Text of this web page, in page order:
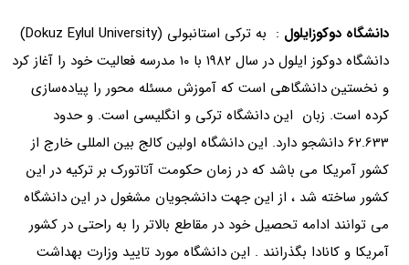
دانشگاه دوکوزایلول
: به ترکی استانبولی (Dokuz Eylul University)
دانشگاه دوکوز ایلول در سال ۱۹۸۲ با ۱۰ مدرسه فعالیت خود را آغاز کرد
و نخستین دانشگاهی است که آموزش مسئله‌ محور را پیاده‌سازی
کرده‌ است. زبان این دانشگاه ترکی و انگلیسی است. و حدود
62.633 دانشجو دارد. این دانشگاه اولین کالج بین المللی خارج از
کشور آمریکا می باشد که در زمان حکومت آتاتورک بر ترکیه در این
کشور ساخته شد ، از این جهت دانشجویان مشغول در این دانشگاه
می توانند ادامه تحصیل خود در مقاطع بالاتر را به راحتی در کشور
آمریکا و کانادا بگذرانند . این دانشگاه مورد تایید وزارت بهداشت